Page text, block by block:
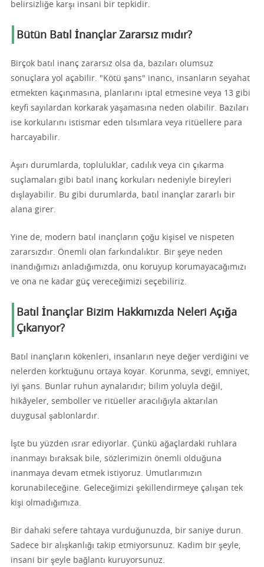
belirsizliğe karşı insani bir tepkidir.
Bütün Batıl İnançlar Zararsız mıdır?
Birçok batıl inanç zararsız olsa da, bazıları olumsuz
sonuçlara yol açabilir. "Kötü şans" inancı, insanların seyahat
etmekten kaçınmasına, planlarını iptal etmesine veya 13 gibi
keyfi sayılardan korkarak yaşamasına neden olabilir. Bazıları
ise korkularını istismar eden tılsımlara veya ritüellere para
harcayabilir.
Aşırı durumlarda, topluluklar, cadılık veya cin çıkarma
suçlamaları gibi batıl inanç korkuları nedeniyle bireyleri
dışlayabilir. Bu gibi durumlarda, batıl inançlar zararlı bir
alana girer.
Yine de, modern batıl inançların çoğu kişisel ve nispeten
zararsızdır. Önemli olan farkındalıktır. Bir şeye neden
inandığımızı anladığımızda, onu koruyup korumayacağımızı
ve ona ne kadar güç vereceğimizi seçebiliriz.
Batıl İnançlar Bizim Hakkımızda Neleri Açığa
Çıkarıyor?
Batıl inançların kökenleri, insanların neye değer verdiğini ve
nelerden korktuğunu ortaya koyar. Korunma, sevgi, emniyet,
iyi şans. Bunlar ruhun aynalarıdır; bilim yoluyla değil,
hikâyeler, semboller ve ritüeller aracılığıyla aktarılan
duygusal şablonlardır.
İşte bu yüzden ısrar ediyorlar. Çünkü ağaçlardaki ruhlara
inanmayı bıraksak bile, sözlerimizin önemli olduğuna
inanmaya devam etmek istiyoruz. Umutlarımızın
korunabileceğine. Geleceğimizi şekillendirmeye çalışan tek
kişi olmadığımıza.
Bir dahaki sefere tahtaya vurduğunuzda, bir saniye durun.
Sadece bir alışkanlığı takip etmiyorsunuz. Kadim bir şeyle,
insani bir şeyle bağlantı kuruyorsunuz.